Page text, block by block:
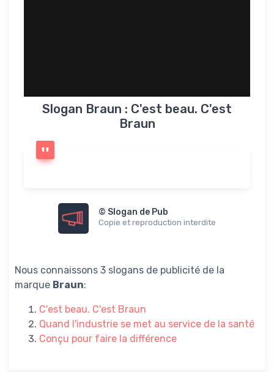
Slogan Braun : C'est beau. C'est
Braun
© Slogan de Pub
Copie et reproduction interdite
Nous connaissons 3 slogans de publicité de la
marque Braun:
C'est beau. C'est Braun
Quand l'industrie se met au service de la santé
Conçu pour faire la différence